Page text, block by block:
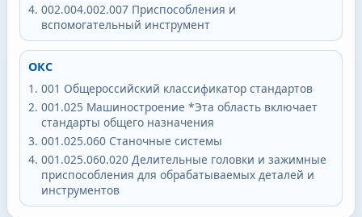
002.004.002.007 Приспособления и
вспомогательный инструмент
ОКС
001 Общероссийский классификатор стандартов
001.025 Машиностроение *Эта область включает
стандарты общего назначения
001.025.060 Станочные системы
001.025.060.020 Делительные головки и зажимные
приспособления для обрабатываемых деталей и
инструментов